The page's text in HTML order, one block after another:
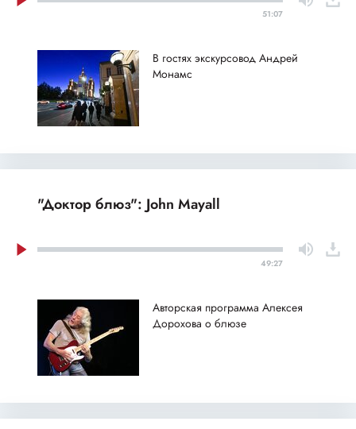
51:07
В гостях экскурсовод Андрей
Монамс
"Доктор блюз": John Mayall
49:27
Авторская программа Алексея
Дорохова о блюзе